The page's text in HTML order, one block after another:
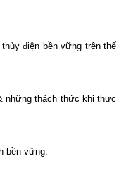
điện bền vững trên thế
những thách thức khi thực
bền vững.